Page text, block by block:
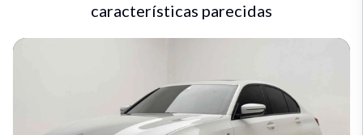
características parecidas